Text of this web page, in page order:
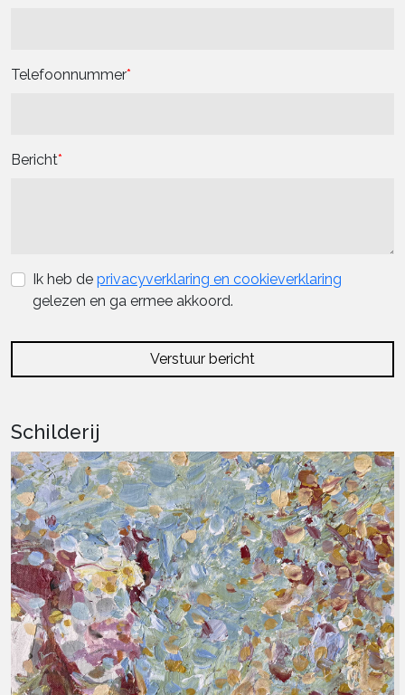
Telefoonnummer
Bericht
Ik heb de privacyverklaring en cookieverklaring
gelezen en ga ermee akkoord.
Verstuur bericht
Schilderij